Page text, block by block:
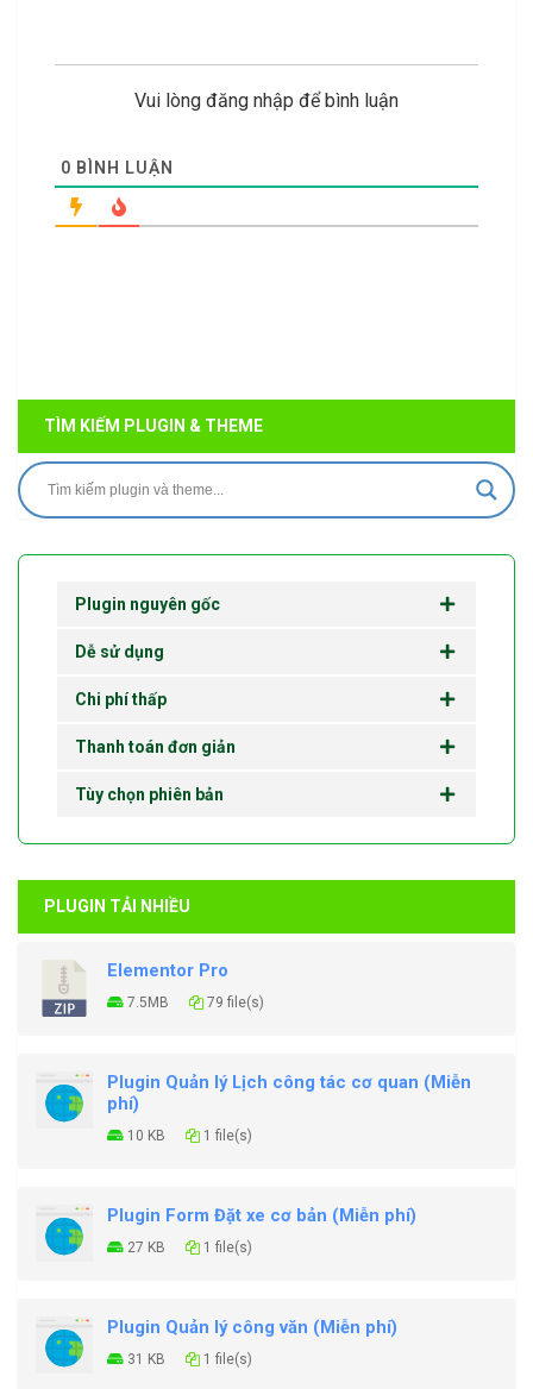
Vui lòng đăng nhập để bình luận
0 BÌNH LUẬN
TÌM KIẾM PLUGIN & THEME
Plugin nguyên gốc
Dễ sử dụng
Chi phí thấp
Thanh toán đơn giản
Tùy chọn phiên bản
PLUGIN TẢI NHIỀU
Elementor Pro
7.5MB 79 file(s)
Plugin Quản lý Lịch công tác cơ quan (Miễn
phí)
10 KB 1 file(s)
Plugin Form Đặt xe cơ bản (Miễn phí)
27 KB 1 file(s)
Plugin Quản lý công văn (Miễn phí)
31 KB 1 file(s)